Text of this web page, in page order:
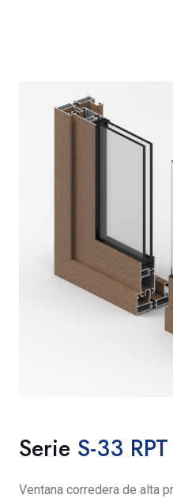
Serie S-33 RPT
Ventana corredera de alta